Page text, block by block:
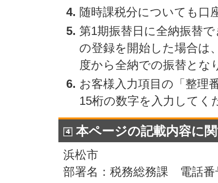
随時課税分についても口
第1期振替日に全納振替
の登録を開始した場合は
度から全納での振替とな
お客様入力項目の「整理
15桁の数字を入力してく
本ページの記載内容に
浜松市
部署名：税務総務課 電話番